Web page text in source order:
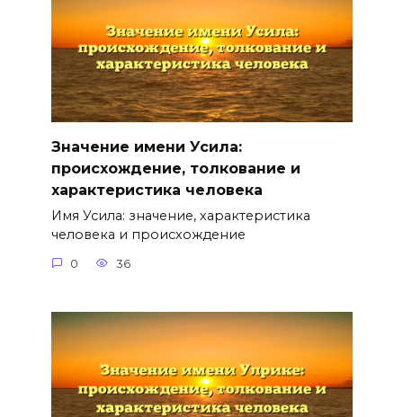
Значение имени Усила:
происхождение, толкование и
характеристика человека
Имя Усила: значение, характеристика
человека и происхождение
0 36